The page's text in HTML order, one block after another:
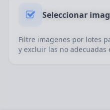
Seleccionar
Filtre imagenes por lotes
y excluir las no